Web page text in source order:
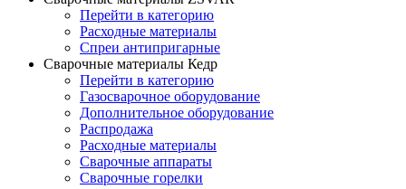
Перейти в категорию
Расходные материалы
Спреи антипригарные
Сварочные материалы Кедр
Перейти в категорию
Газосварочное оборудование
Дополнительное оборудование
Распродажа
Расходные материалы
Сварочные аппараты
Сварочные горелки